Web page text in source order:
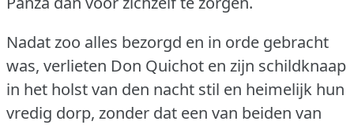
Nadat zoo alles bezorgd en in orde gebracht
was, verlieten Don Quichot en zijn schildknaap
in het holst van den nacht stil en heimelijk hun
vredig dorp, zonder dat een van beiden van